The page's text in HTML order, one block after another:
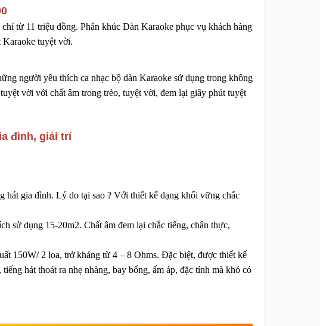
từ 11 triệu đồng. Phân khúc Dàn Karaoke phục vụ khách hàng
Karaoke tuyệt vời.
người yêu thích ca nhạc bộ dàn Karaoke sử dụng trong không
vời với chất âm trong trẻo, tuyệt vời, đem lại giây phút tuyệt
đình, giải trí
hát gia đình. Lý do tại sao ? Với thiết kế dạng khối vững chắc
sử dụng 15-20m2. Chất âm đem lại chắc tiếng, chân thực,
150W/ 2 loa, trở kháng từ 4 – 8 Ohms. Đặc biệt, được thiết kế
hát thoát ra nhẹ nhàng, bay bổng, ấm áp, đặc tính mà khó có